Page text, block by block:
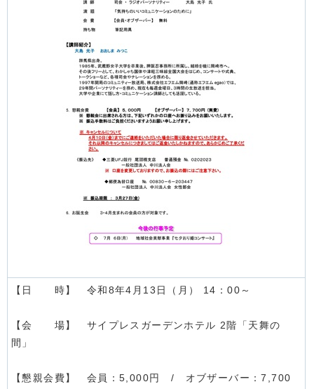
【日 時】 令和8年4月13日（月） 14：00～
【会 場】 サイプレスガーデンホテル 2階「天舞の
間」
【懇親会費】 会員：5,000円 / オブザーバー：7,700